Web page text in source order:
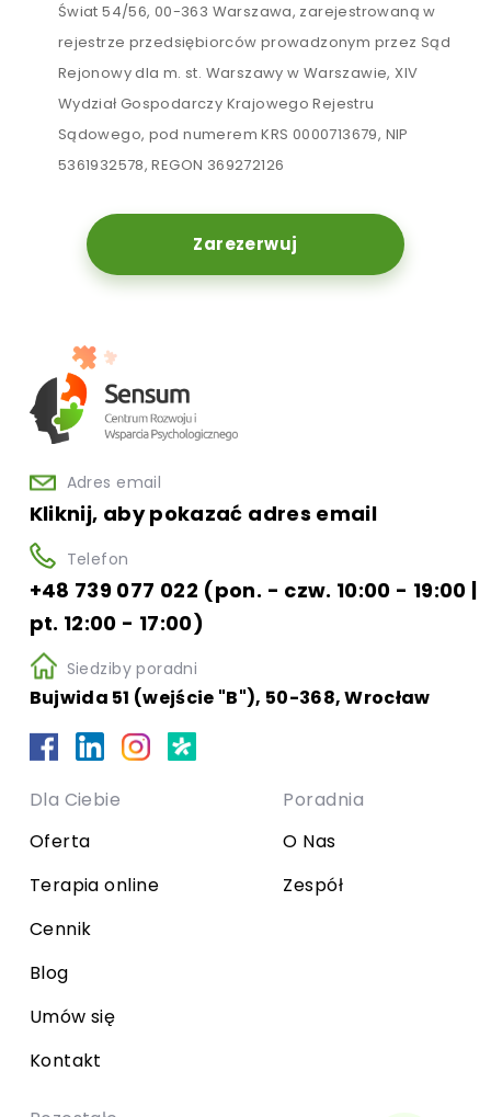
Świat 54/56, 00-363 Warszawa, zarejestrowaną w
rejestrze przedsiębiorców prowadzonym przez Sąd
Rejonowy dla m. st. Warszawy w Warszawie, XIV
Wydział Gospodarczy Krajowego Rejestru
Sądowego, pod numerem KRS 0000713679, NIP
5361932578, REGON 369272126
Zarezerwuj
Adres email
Kliknij, aby pokazać adres email
Telefon
+48 739 077 022 (pon. - czw. 10:00 - 19:00 |
pt. 12:00 - 17:00)
Siedziby poradni
Bujwida 51 (wejście "B"), 50-368, Wrocław
Dla Ciebie
Oferta
Terapia online
Cennik
Blog
Umów się
Kontakt
Poradnia
O Nas
Zespół